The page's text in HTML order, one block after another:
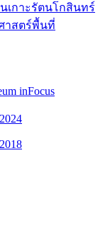
เกาะรัตนโกสินทร์
าสตร์พื้นที่
inFocus